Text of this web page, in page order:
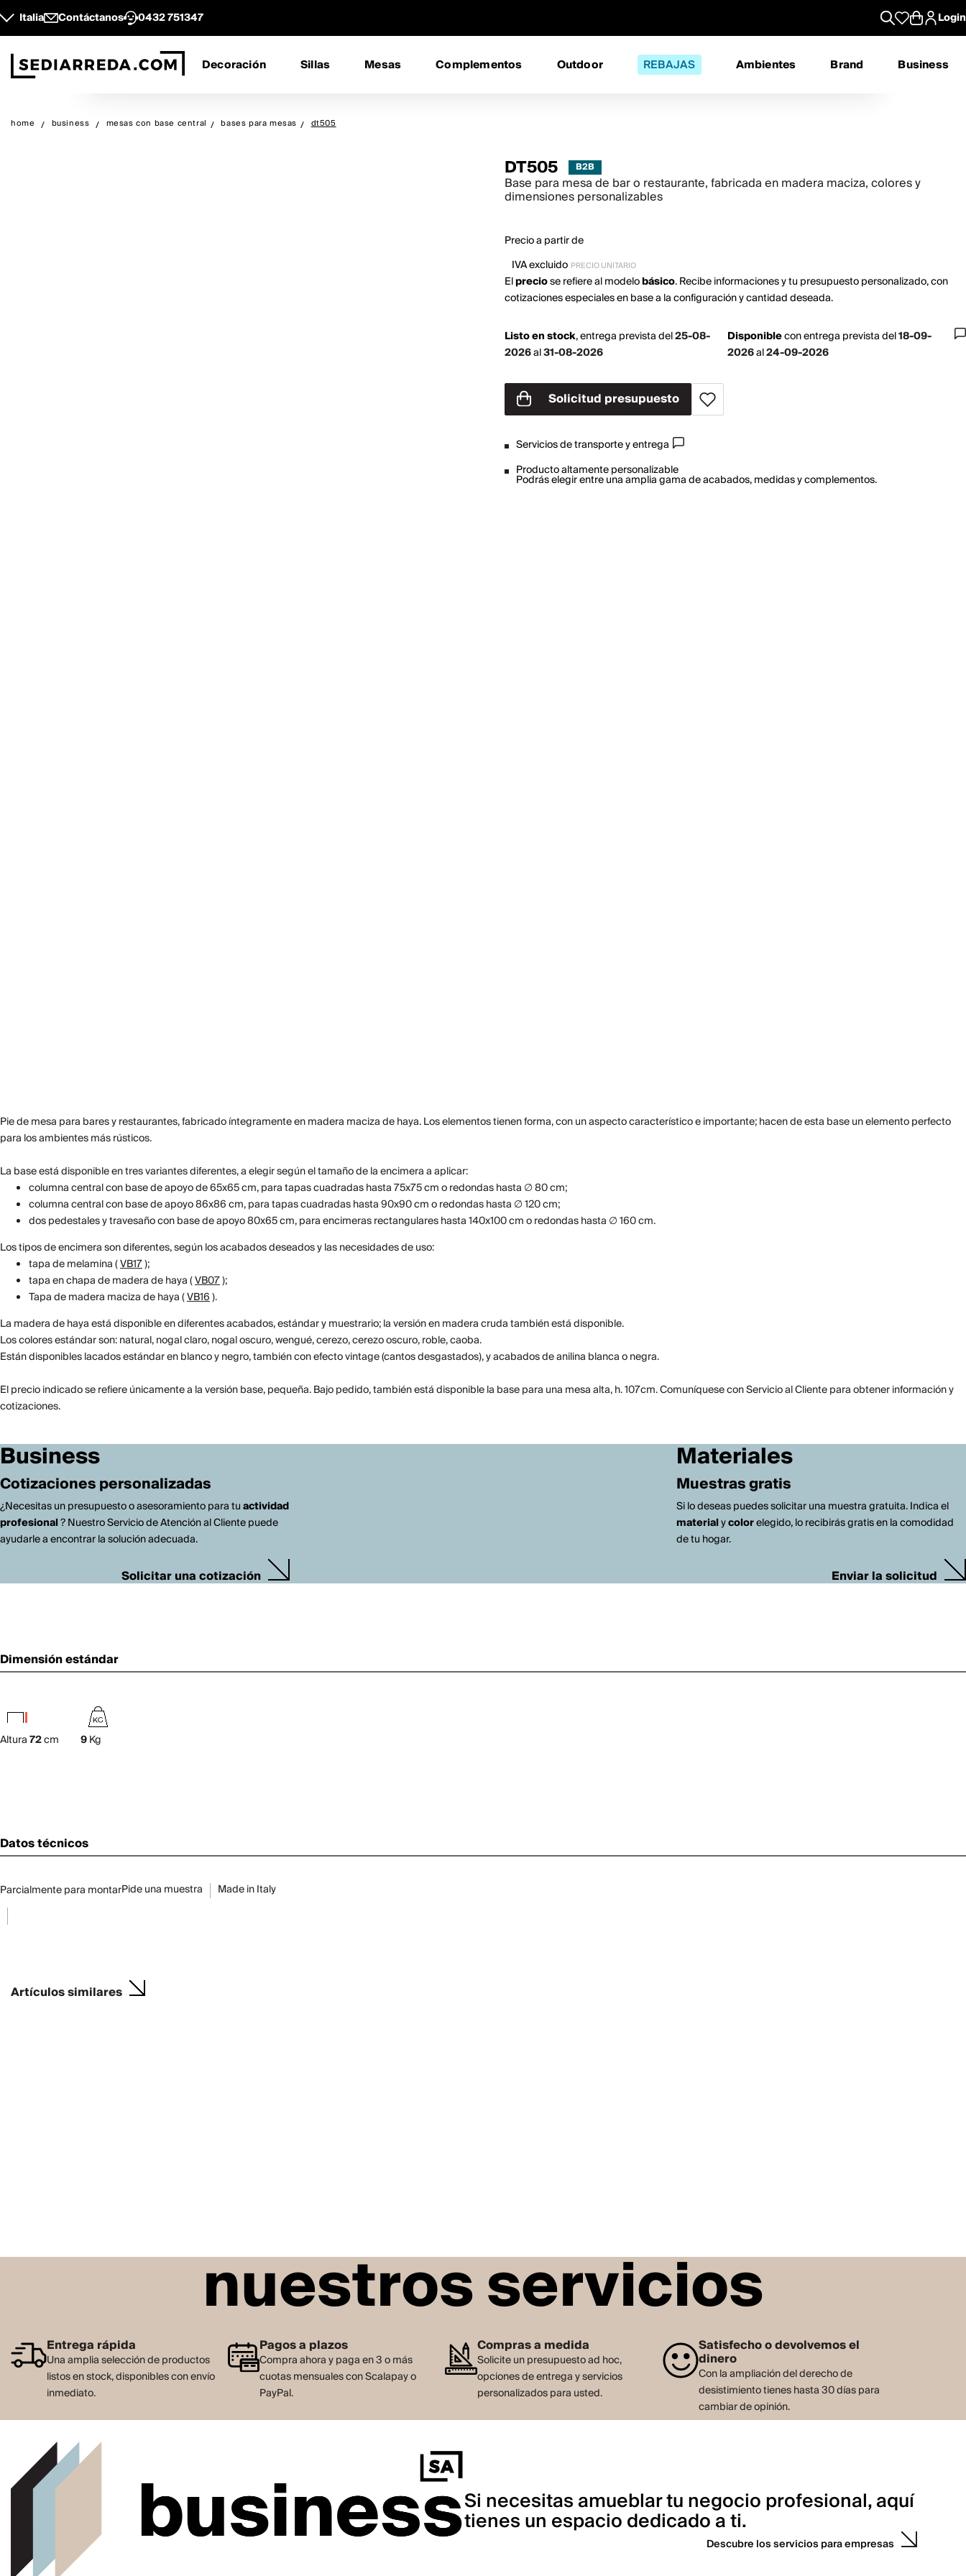
Italia Contáctanos 0432 751347 Login
Decoración Sillas Mesas Complementos Outdoor REBAJAS Ambientes Brand Business
home business mesas con base central bases para mesas dt505
DT505
Base para mesa de bar o restaurante, fabricada en madera maciza, colores y
dimensiones personalizables
Precio a partir de
IVA excluido PRECIO UNITARIO
Elpreciose refiere al modelobásico. Recibe informaciones y tu presupuesto personalizado, con
cotizaciones especiales en base a la configuración y cantidad deseada.
Listo en stock,entrega prevista del25-08-
2026al31-08-2026
Disponibleconentrega prevista del18-09-
2026al24-09-2026
Solicitud presupuesto
Servicios de transporte y entrega
Producto altamente personalizable
Podrás elegir entre una amplia gama de acabados, medidas y complementos.
Pie de mesa para bares y restaurantes, fabricado íntegramente en madera maciza de haya. Los elementos tienen forma, con un aspecto característico e importante; hacen de esta base un elemento perfecto
para los ambientes más rústicos.
La base está disponible en tres variantes diferentes, a elegir según el tamaño de la encimera a aplicar:
columna central con base de apoyo de 65x65 cm, para tapas cuadradas hasta 75x75 cm o redondas hasta ∅ 80 cm;
columna central con base de apoyo 86x86 cm, para tapas cuadradas hasta 90x90 cm o redondas hasta ∅ 120 cm;
dos pedestales y travesaño con base de apoyo 80x65 cm, para encimeras rectangulares hasta 140x100 cm o redondas hasta ∅ 160 cm.
Los tipos de encimera son diferentes, según los acabados deseados y las necesidades de uso:
tapa de melamina (VB17);
tapa en chapa de madera de haya (VB07);
Tapa de madera maciza de haya (VB16).
La madera de haya está disponible en diferentes acabados, estándar y muestrario; la versión en madera cruda también está disponible.
Los colores estándar son: natural, nogal claro, nogal oscuro, wengué, cerezo, cerezo oscuro, roble, caoba.
Están disponibles lacados estándar en blanco y negro, también con efecto vintage (cantos desgastados), y acabados de anilina blanca o negra.
El precio indicado se refiere únicamente a la versión base, pequeña. Bajo pedido, también está disponible la base para una mesa alta, h. 107cm. Comuníquese con Servicio al Cliente para obtener información y
cotizaciones.
Business
Cotizaciones personalizadas
¿Necesitas un presupuesto o asesoramiento para tuactividad
profesional? Nuestro Servicio de Atención al Cliente puede
ayudarle a encontrar la solución adecuada.
Solicitar una cotización
Materiales
Muestras gratis
Si lo deseas puedes solicitar una muestra gratuita. Indica el
materialycolorelegido, lo recibirás gratis en la comodidad
de tu hogar.
Enviar la solicitud
Dimensión estándar
Altura72cm 9Kg
Datos técnicos
Parcialmente para montarPide una muestra Made in Italy
Artículos similares
nuestros servicios
Entrega rápida
Una amplia selección de productos
listos en stock, disponibles con envío
inmediato.
Pagos a plazos
Compra ahora y paga en 3 o más
cuotas mensuales con Scalapay o
PayPal.
Compras a medida
Solicite un presupuesto ad hoc,
opciones de entrega y servicios
personalizados para usted.
Satisfecho o devolvemos el
dinero
Con la ampliación del derecho de
desistimiento tienes hasta 30 días para
cambiar de opinión.
Si necesitas amueblar tu negocio profesional, aquí
tienes un espacio dedicado a ti.
Descubre los servicios para empresas